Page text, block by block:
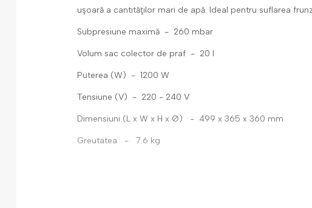
uşoară a cantităţilor mari de apă. Ideal pentru suflarea
Subpresiune maximă - 260 mbar
Volum sac colector de praf - 20 l
Puterea (W) - 1200 W
Tensiune (V) - 220 - 240 V
Dimensiuni (L x W x H x Ø) - 499 x 365 x 360 mm
Greutatea - 7.6 kg